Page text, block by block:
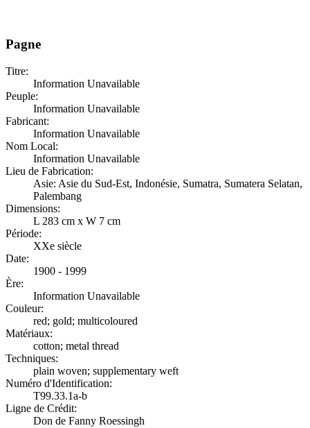
Pagne
Titre:
Information Unavailable
Peuple:
Information Unavailable
Fabricant:
Information Unavailable
Nom Local:
Information Unavailable
Lieu de Fabrication:
Asie: Asie du Sud-Est, Indonésie, Sumatra, Sumatera Selatan,
Palembang
Dimensions:
L 283 cm x W 7 cm
Période:
XXe siècle
Date:
1900 - 1999
Ère:
Information Unavailable
Couleur:
red; gold; multicoloured
Matériaux:
cotton; metal thread
Techniques:
plain woven; supplementary weft
Numéro d'Identification:
T99.33.1a-b
Ligne de Crédit:
Don de Fanny Roessingh